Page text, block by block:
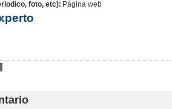
foto, etc): Página web